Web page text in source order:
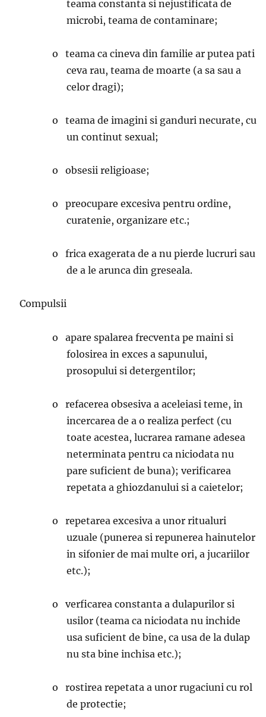
teama constanta si nejustificata de
microbi, teama de contaminare;
o teama ca cineva din familie ar putea pati
ceva rau, teama de moarte (a sa sau a
celor dragi);
o teama de imagini si ganduri necurate, cu
un continut sexual;
o obsesii religioase;
o preocupare excesiva pentru ordine,
curatenie, organizare etc.;
o frica exagerata de a nu pierde lucruri sau
de a le arunca din greseala.
Compulsii
o apare spalarea frecventa pe maini si
folosirea in exces a sapunului,
prosopului si detergentilor;
o refacerea obsesiva a aceleiasi teme, in
incercarea de a o realiza perfect (cu
toate acestea, lucrarea ramane adesea
neterminata pentru ca niciodata nu
pare suficient de buna); verificarea
repetata a ghiozdanului si a caietelor;
o repetarea excesiva a unor ritualuri
uzuale (punerea si repunerea hainutelor
in sifonier de mai multe ori, a jucariilor
etc.);
o verficarea constanta a dulapurilor si
usilor (teama ca niciodata nu inchide
usa suficient de bine, ca usa de la dulap
nu sta bine inchisa etc.);
o rostirea repetata a unor rugaciuni cu rol
de protectie;